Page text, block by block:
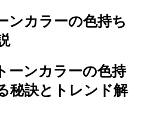
ンカラーの色持ち
ーンカラーの色持
秘訣とトレンド解